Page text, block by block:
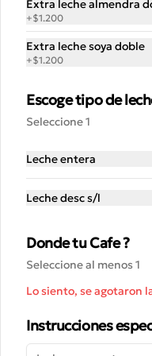
Despacho
Noticias
Términos y condiciones
Política de privacidad
Redes sociales
Instagram
Facebook
Mi cuenta
Extra leche almendra
+$1.200
Extra leche soya doble
+$1.200
Escoge tipo de
Seleccione 1
Leche entera
Leche desc s/l
Donde tu Cafe ?
Seleccione al menos 1
Lo siento, se agotaron
Instrucciones